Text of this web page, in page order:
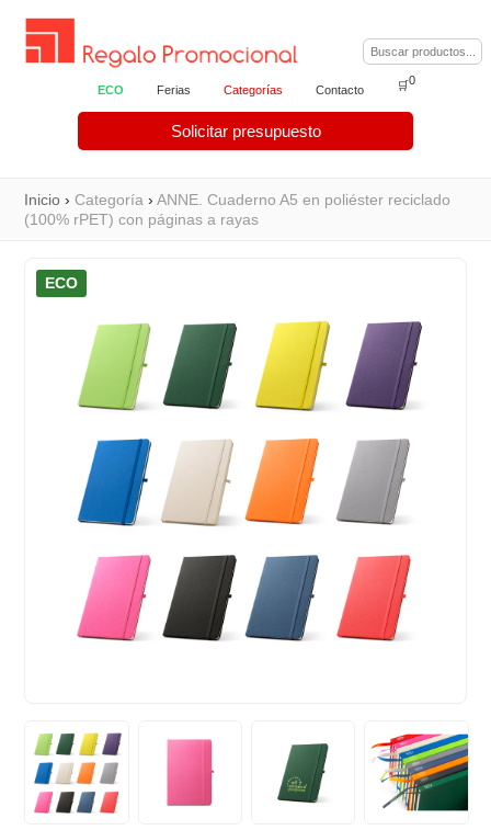
ECO Ferias Categorías Contacto
Solicitar presupuesto
🛒0
Inicio ›Categoría ›ANNE. Cuaderno A5 en poliéster reciclado
(100% rPET) con páginas a rayas
ECO